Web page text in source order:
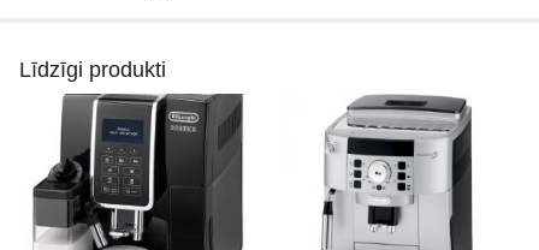
Līdzīgi produkti